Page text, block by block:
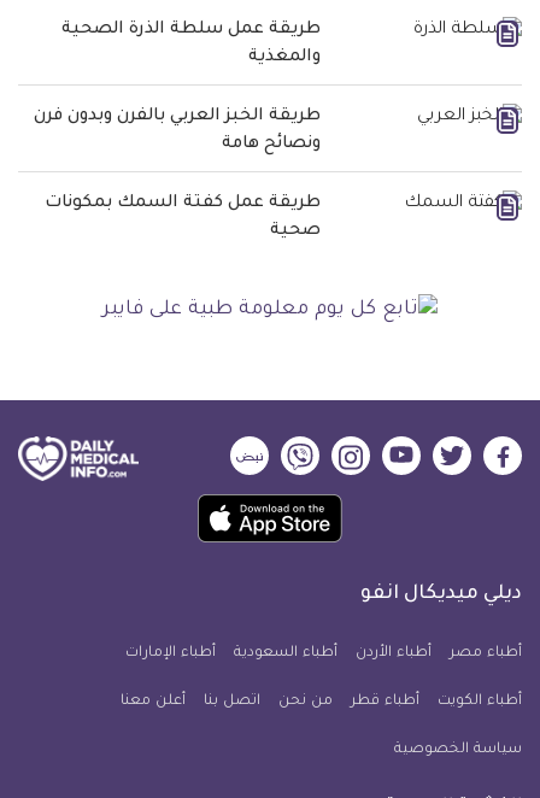
طريقة عمل سلطة الذرة الصحية
والمغذية
طريقة الخبز العربي بالفرن وبدون فرن
ونصائح هامة
طريقة عمل كفتة السمك بمكونات
صحية
ديلي
فيسبوك
ديلي
تويتر
ديلي
ميديكال
يوتيوب
ديلي
ميديكال
انفو
ديلي
ميديكال
انفو
ديلي
ميديكال
انفو
حمل
تطبيق
معلومة
للآيفون
ديلي ميديكال انفو
أطباء مصر أطباء الأردن أطباء السعودية أطباء الإمارات
أطباء الكويت أطباء قطر من نحن اتصل بنا أعلن معنا
سياسة الخصوصية